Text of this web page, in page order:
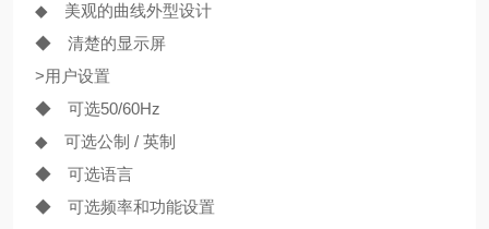
◆ 美观的曲线外型设计
◆ 清楚的显示屏
>用户设置
◆ 可选50/60Hz
◆ 可选公制 / 英制
◆ 可选语言
◆ 可选频率和功能设置